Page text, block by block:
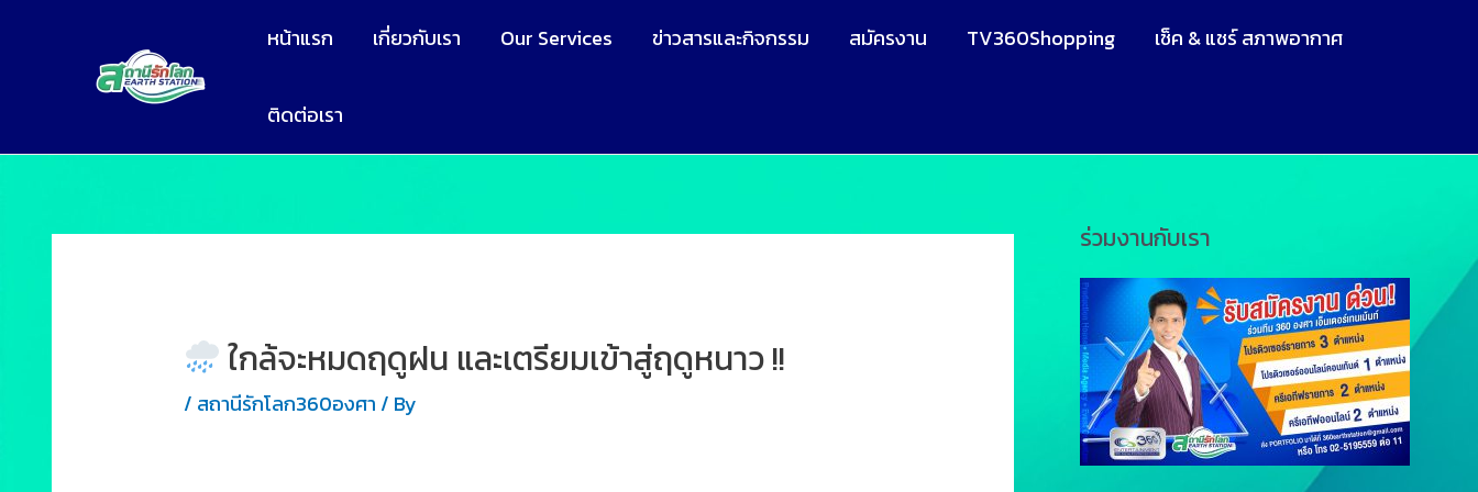
หน้าแรก เกี่ยวกับเรา Our Services ข่าวสารและกิจกรรม สมัครงาน TV360Shopping เช็ค & แชร์ สภาพอากาศ
ติดต่อเรา
ใกล้จะหมดฤดูฝน และเตรียมเข้าสู่ฤดูหนาว !!
/ สถานีรักโลก360องศา / By
ร่วมงานกับเรา